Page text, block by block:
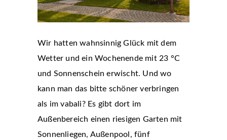
Wir hatten wahnsinnig Glück mit dem
Wetter und ein Wochenende mit 23 °C
und Sonnenschein erwischt. Und wo
kann man das bitte schöner verbringen
als im vabali? Es gibt dort im
Außenbereich einen riesigen Garten mit
Sonnenliegen, Außenpool, fünf